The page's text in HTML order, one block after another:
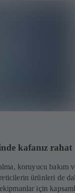
kafanız rahat
koruyucu bakım
ürünleri de
için